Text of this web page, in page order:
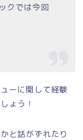
クでは今回
ーに関して経験
ょう！
と話がずれたり